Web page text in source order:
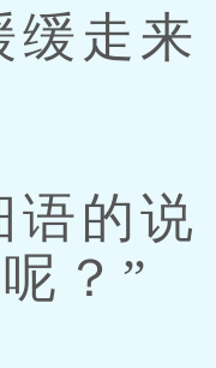
走来
的说
？”